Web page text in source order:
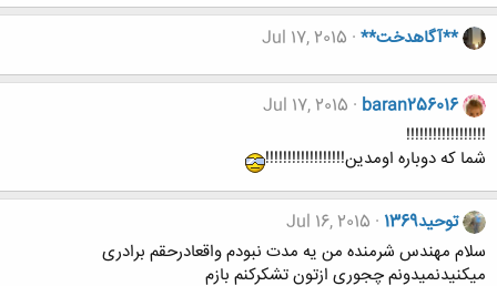
**آگاهدخت** Jul 17, 2015
baran256016
Jul 17, 2015
!!!!!!!!!!!!!!!!!!
شما که دوباره اومدین!!!!!!!!!!!!!!!!!!
توحید1369
Jul 16, 2015
سلام مهندس شرمنده من یه مدت نبودم واقعادرحقم برادری
میکنیدنمیدونم چجوری ازتون تشکرکنم بازم